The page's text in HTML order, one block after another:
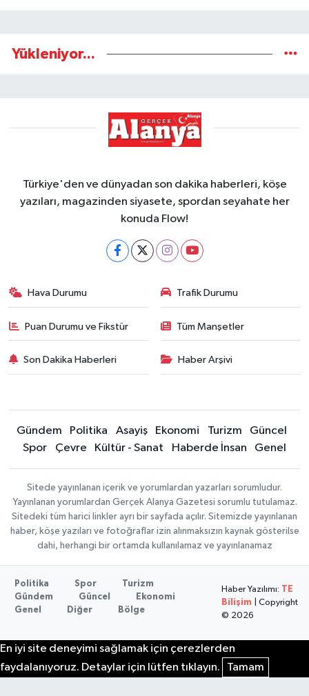
Yükleniyor...
Türkiye'den ve dünyadan son dakika haberleri, köşe
yazıları, magazinden siyasete, spordan seyahate her
konuda Flow!
Hava Durumu Trafik Durumu
Puan Durumu ve Fikstür Tüm Manşetler
Son Dakika Haberleri Haber Arşivi
Gündem Politika Asayiş Ekonomi Turizm
Güncel
Spor
Çevre Kültür - Sanat Haberde İnsan Genel
Sitede yayınlanan içerik ve yorumlardan yazarları sorumludur.
Yayınlanan yorumlardan Gerçek Alanya Gazetesi sorumlu tutulamaz.
Sitedeki tüm harici linkler ayrı bir sayfada açılır. Sitemizde yayınlanan
haber, köşe yazıları ve fotoğraflar izin alınmaksızın kaynak gösterilse
dahi, herhangi bir ortamda kullanılamaz ve yayınlanamaz
Politika Spor
Turizm
Gündem
Güncel
Ekonomi
Genel
Diğer Bölge
Haber Yazılımı:
TE
Bilişim | Copyright
© 2026
En iyi site deneyimi sağlamak için çerezlerden
faydalanıyoruz. Detaylar için lütfen tıklayın.
Tamam